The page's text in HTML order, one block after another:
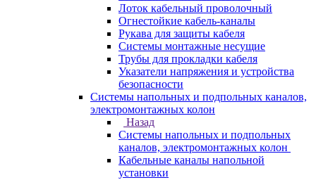
Лоток кабельный проволочный
Огнестойкие кабель-каналы
Рукава для защиты кабеля
Системы монтажные несущие
Трубы для прокладки кабеля
Указатели напряжения и устройства
безопасности
Системы напольных и подпольных каналов,
электромонтажных колон
Назад
Системы напольных и подпольных
каналов, электромонтажных колон
Кабельные каналы напольной
установки